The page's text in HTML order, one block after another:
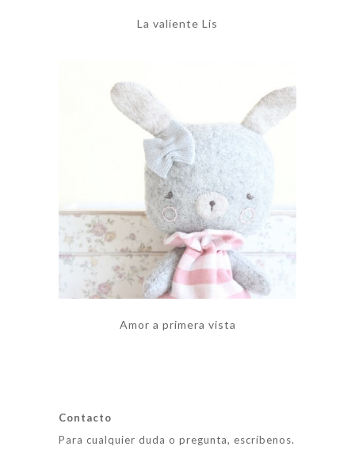
La valiente Lis
Amor a primera vista
Contacto
Para cualquier duda o pregunta, escríbenos.